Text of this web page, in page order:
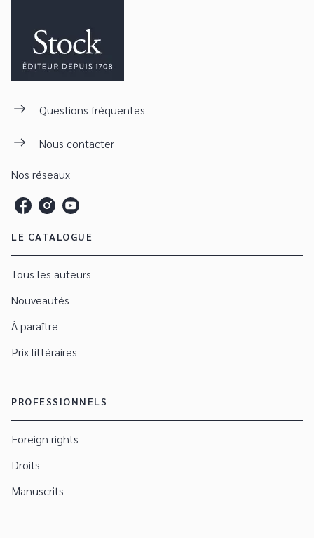
Questions fréquentes
Nous contacter
Nos réseaux
LE CATALOGUE
Tous les auteurs
Nouveautés
À paraître
Prix littéraires
PROFESSIONNELS
Foreign rights
Droits
Manuscrits